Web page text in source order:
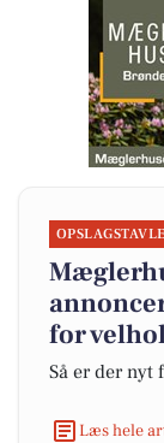
for
Så er der nyt
Læs hele